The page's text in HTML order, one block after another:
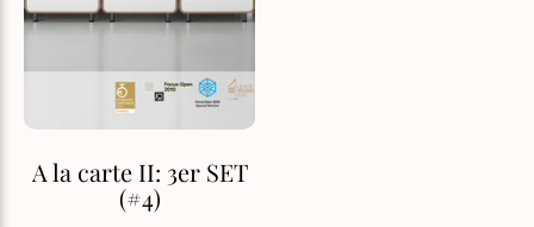
A la carte II: 3er SET
(#4)